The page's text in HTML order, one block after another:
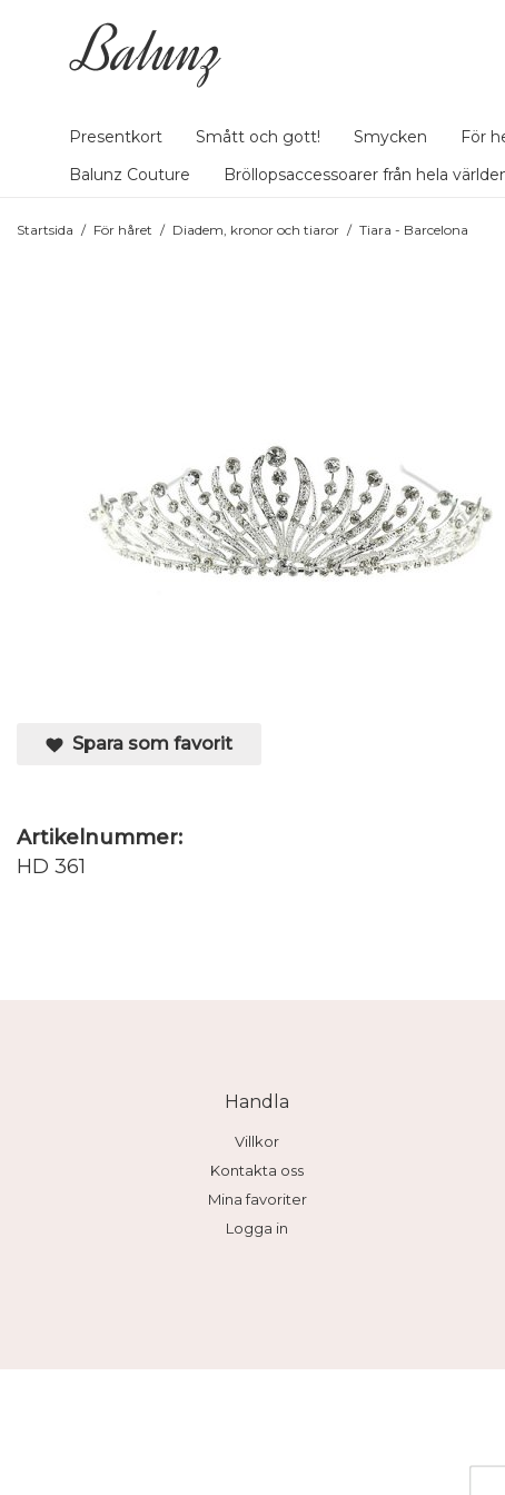
Presentkort Smått och gott! Smycken För
Balunz Couture
Bröllopsaccessoarer från hela
Startsida / För håret / Diadem, kronor och tiaror / Tiara - Barcelona
Spara som favorit
Artikelnummer:
HD 361
Handla
Villkor
Kontakta oss
Mina favoriter
Logga in